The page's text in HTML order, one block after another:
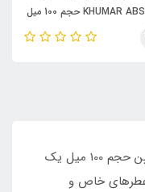
KHUMAR ABSOLO حجم 100 میل
اورجینال ایو سن لورن مای
ادکلن آمواج گایدنس برند جسیکاتویین حجم 100 میل یک
عطرهای خاص و